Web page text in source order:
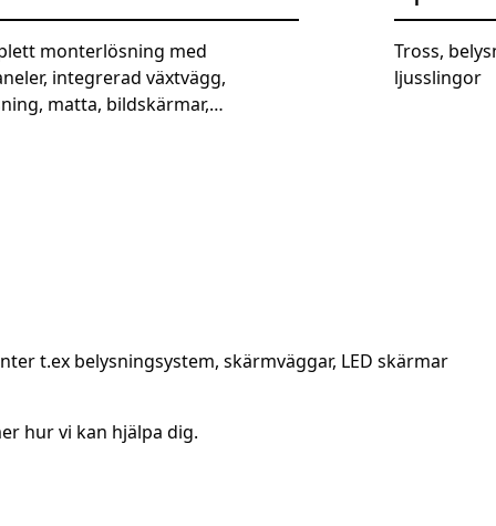
monterlösning med
integrerad växtvägg,
matta, bildskärmar,
Tross,
ljusslingor
t.ex belysningsystem, skärmväggar, LED skärmar
hur vi kan hjälpa dig.